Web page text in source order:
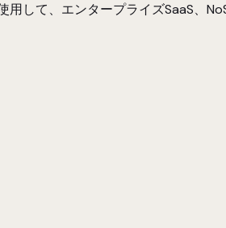
して、エンタープライズSaaS、